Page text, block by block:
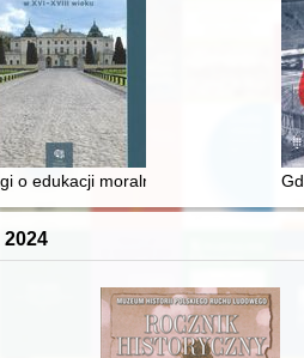
średniowiecza do dziś
o edukacji moralnej synów
2024